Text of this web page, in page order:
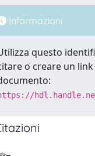
Informazioni
questo
o creare un